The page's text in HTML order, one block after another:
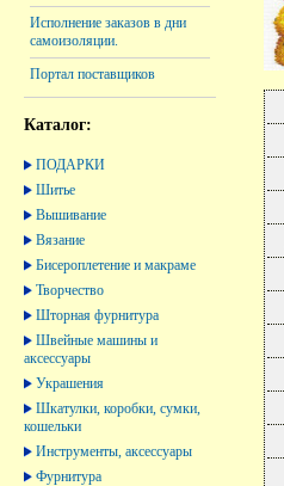
Исполнение заказов в дни
самоизоляции.
Портал поставщиков
Каталог:
ПОДАРКИ
Шитье
Вышивание
Вязание
Бисероплетение и макраме
Творчество
Шторная фурнитура
Швейные машины и
аксессуары
Украшения
Шкатулки, коробки, сумки,
кошельки
Инструменты, аксессуары
Фурнитура